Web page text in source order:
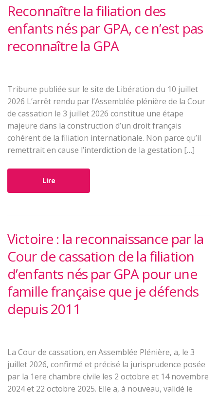
Reconnaître la filiation des
enfants nés par GPA, ce n’est pas
reconnaître la GPA
Tribune publiée sur le site de Libération du 10 juillet
2026 L’arrêt rendu par l’Assemblée plénière de la Cour
de cassation le 3 juillet 2026 constitue une étape
majeure dans la construction d’un droit français
cohérent de la filiation internationale. Non parce qu’il
remettrait en cause l’interdiction de la gestation […]
Lire
Victoire : la reconnaissance par la
Cour de cassation de la filiation
d’enfants nés par GPA pour une
famille française que je défends
depuis 2011
La Cour de cassation, en Assemblée Plénière, a, le 3
juillet 2026, confirmé et précisé la jurisprudence posée
par la 1ere chambre civile les 2 octobre et 14 novembre
2024 et 22 octobre 2025. Elle a, à nouveau, validé le